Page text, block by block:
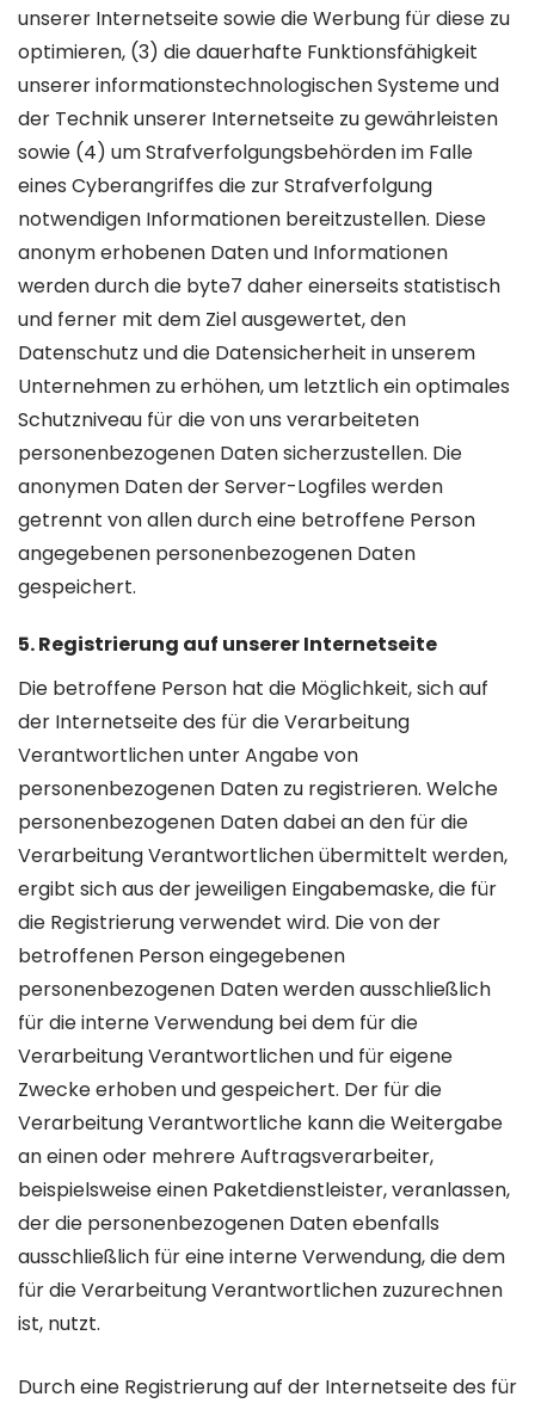
unserer Internetseite sowie die Werbung für diese zu
optimieren, (3) die dauerhafte Funktionsfähigkeit
unserer informationstechnologischen Systeme und
der Technik unserer Internetseite zu gewährleisten
sowie (4) um Strafverfolgungsbehörden im Falle
eines Cyberangriffes die zur Strafverfolgung
notwendigen Informationen bereitzustellen. Diese
anonym erhobenen Daten und Informationen
werden durch die byte7 daher einerseits statistisch
und ferner mit dem Ziel ausgewertet, den
Datenschutz und die Datensicherheit in unserem
Unternehmen zu erhöhen, um letztlich ein optimales
Schutzniveau für die von uns verarbeiteten
personenbezogenen Daten sicherzustellen. Die
anonymen Daten der Server-Logfiles werden
getrennt von allen durch eine betroffene Person
angegebenen personenbezogenen Daten
gespeichert.
5. Registrierung auf unserer Internetseite
Die betroffene Person hat die Möglichkeit, sich auf
der Internetseite des für die Verarbeitung
Verantwortlichen unter Angabe von
personenbezogenen Daten zu registrieren. Welche
personenbezogenen Daten dabei an den für die
Verarbeitung Verantwortlichen übermittelt werden,
ergibt sich aus der jeweiligen Eingabemaske, die für
die Registrierung verwendet wird. Die von der
betroffenen Person eingegebenen
personenbezogenen Daten werden ausschließlich
für die interne Verwendung bei dem für die
Verarbeitung Verantwortlichen und für eigene
Zwecke erhoben und gespeichert. Der für die
Verarbeitung Verantwortliche kann die Weitergabe
an einen oder mehrere Auftragsverarbeiter,
beispielsweise einen Paketdienstleister, veranlassen,
der die personenbezogenen Daten ebenfalls
ausschließlich für eine interne Verwendung, die dem
für die Verarbeitung Verantwortlichen zuzurechnen
ist, nutzt.
Durch eine Registrierung auf der Internetseite des für